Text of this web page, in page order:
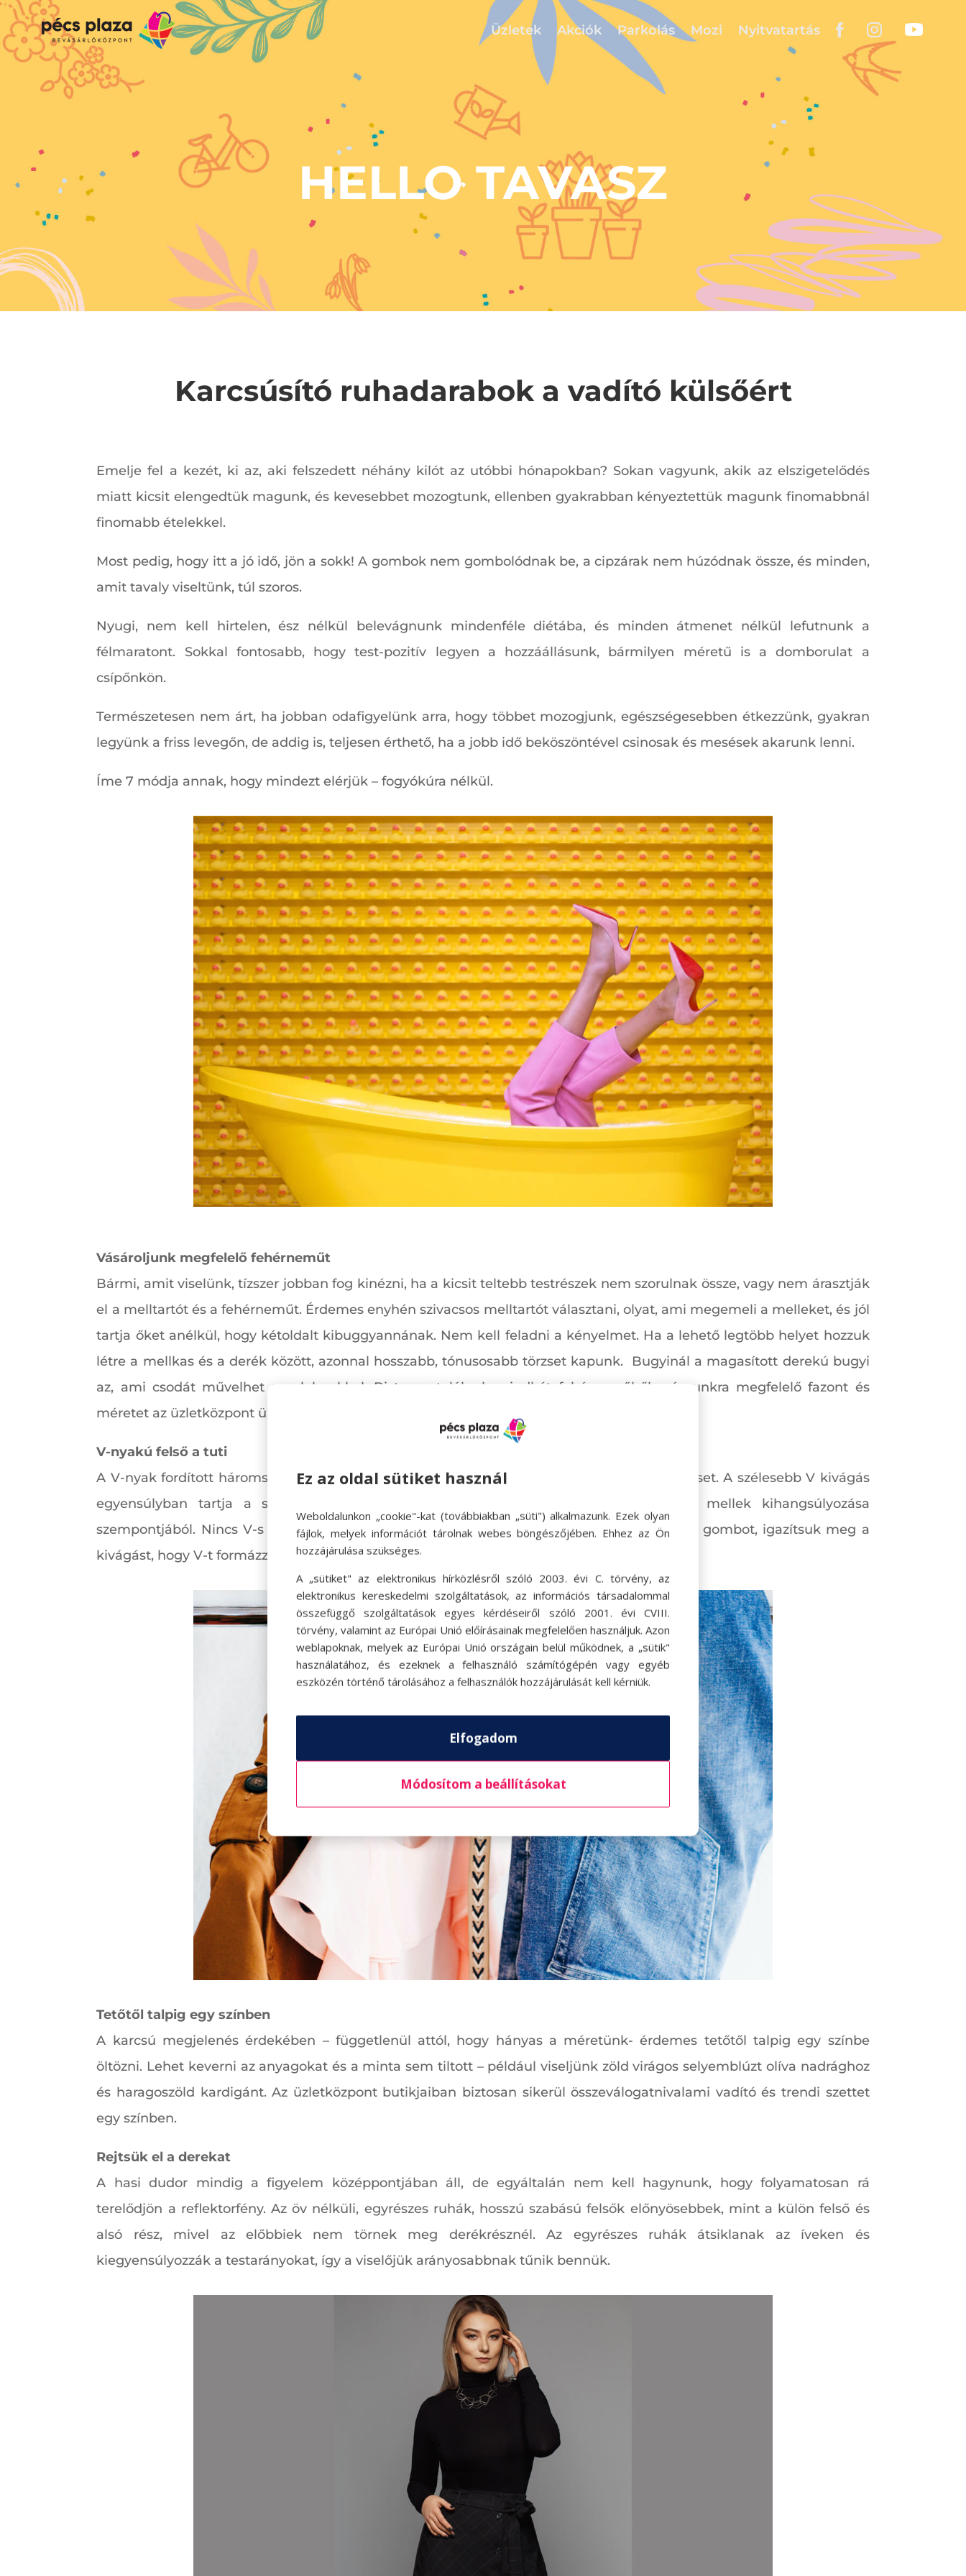
Üzletek Akciók Parkolás Mozi Nyitvatartás
HELLO TAVASZ
Karcsúsító ruhadarabok a vadító külsőért
Emelje fel a kezét, ki az, aki felszedett néhány kilót az utóbbi hónapokban? Sokan vagyunk, akik az elszigetelődés
miatt kicsit elengedtük magunk, és kevesebbet mozogtunk, ellenben gyakrabban kényeztettük magunk finomabbnál
finomabb ételekkel.
Most pedig, hogy itt a jó idő, jön a sokk! A gombok nem gombolódnak be, a cipzárak nem húzódnak össze, és minden,
amit tavaly viseltünk, túl szoros.
Nyugi, nem kell hirtelen, ész nélkül belevágnunk mindenféle diétába, és minden átmenet nélkül lefutnunk a
félmaratont. Sokkal fontosabb, hogy test-pozitív legyen a hozzáállásunk, bármilyen méretű is a domborulat a
csípőnkön.
Természetesen nem árt, ha jobban odafigyelünk arra, hogy többet mozogjunk, egészségesebben étkezzünk, gyakran
legyünk a friss levegőn, de addig is, teljesen érthető, ha a jobb idő beköszöntével csinosak és mesések akarunk lenni.
Íme 7 módja annak, hogy mindezt elérjük – fogyókúra nélkül.
Vásároljunk megfelelő fehérneműt
Bármi, amit viselünk, tízszer jobban fog kinézni, ha a kicsit teltebb testrészek nem szorulnak össze, vagy nem árasztják
el a melltartót és a fehérneműt. Érdemes enyhén szivacsos melltartót választani, olyat, ami megemeli a melleket, és jól
tartja őket anélkül, hogy kétoldalt kibuggyannának. Nem kell feladni a kényelmet. Ha a lehető legtöbb helyet hozzuk
létre a mellkas és a derék között, azonnal hosszabb, tónusosabb törzset kapunk. Bugyinál a magasított derekú bugyi
az, ami csodát művelhet az alakunkkal. Biztosan találunk mindkét fehérneműből számunkra megfelelő fazont és
méretet az üzletközpont üzleteiben.
V-nyakú felső a tuti
A V-nyak fordított háromszöge erősíti a váll vonalát, és meghosszabbítja a nyakat és a törzset. A szélesebb V kivágás
egyensúlyban tartja a széles csípőt és a combot; a mélyebb V-kivágás előnyös a mellek kihangsúlyozása
szempontjából. Nincs V-s ing a szekrényben? Egyszerűen csak gomboljunk ki az ingen 1-2 gombot, igazítsuk meg a
kivágást, hogy V-t formázzon, és meg is vagyunk.
Tetőtől talpig egy színben
A karcsú megjelenés érdekében – függetlenül attól, hogy hányas a méretünk- érdemes tetőtől talpig egy színbe
öltözni. Lehet keverni az anyagokat és a minta sem tiltott – például viseljünk zöld virágos selyemblúzt olíva nadrághoz
és haragoszöld kardigánt. Az üzletközpont butikjaiban biztosan sikerül összeválogatnivalami vadító és trendi szettet
egy színben.
Rejtsük el a derekat
A hasi dudor mindig a figyelem középpontjában áll, de egyáltalán nem kell hagynunk, hogy folyamatosan rá
terelődjön a reflektorfény. Az öv nélküli, egyrészes ruhák, hosszú szabású felsők előnyösebbek, mint a külön felső és
alsó rész, mivel az előbbiek nem törnek meg derékrésznél. Az egyrészes ruhák átsiklanak az íveken és
kiegyensúlyozzák a testarányokat, így a viselőjük arányosabbnak tűnik bennük.
Ez az oldal sütiket használ
Weboldalunkon „cookie"-kat (továbbiakban „süti") alkalmazunk. Ezek olyan
fájlok, melyek információt tárolnak webes böngészőjében. Ehhez az Ön
hozzájárulása szükséges.
A „sütiket" az elektronikus hírközlésről szóló 2003. évi C. törvény, az
elektronikus kereskedelmi szolgáltatások, az információs társadalommal
összefüggő szolgáltatások egyes kérdéseiről szóló 2001. évi CVIII.
törvény, valamint az Európai Unió előírásainak megfelelően használjuk. Azon
weblapoknak, melyek az Európai Unió országain belül működnek, a „sütik"
használatához, és ezeknek a felhasználó számítógépén vagy egyéb
eszközén történő tárolásához a felhasználók hozzájárulását kell kérniük.
Elfogadom
Módosítom a beállításokat